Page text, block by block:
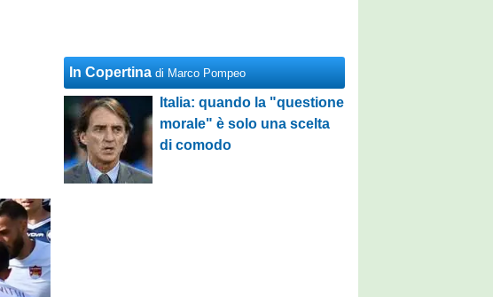
In Copertina di Marco Pompeo
Italia: quando la "questione
morale" è solo una scelta
di comodo